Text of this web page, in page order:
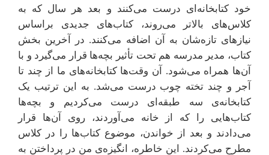
خود کتابخانه‌ای درست می‌کنند و بعد هر سال که به
کلاس‌های بالاتر می‌روند، کتاب‌های جدیدی براساس
نیازهای تازه‌شان به آن اضافه می‌کنند. در آخرین بخش
کتاب، مدیر مدرسه هم تحت تأثیر بچه‌ها قرار می‌گیرد و با
آن‌ها همراه می‌شود. آن وقت‌ها کتابخانه‌های ما از چند تا
آجر و چند تخته چوب درست می‌شد. به این ترتیب یک
کتابخانه‌ی سه طبقه‌ای درست می‌کردیم و بچه‌ها
کتاب‌هایی را که از خانه می‌آوردند، روی آن‌ها قرار
می‌دادند و بعد از خواندن، موضوع کتاب‌ها را در کلاس
مطرح می‌کردند. این خاطره، انگیزه‌ی من در پرداختن به